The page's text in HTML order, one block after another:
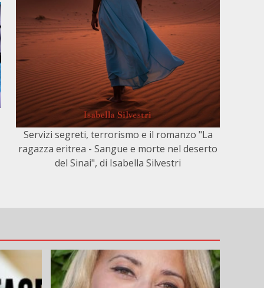
Servizi segreti, terrorismo e il romanzo "La
ragazza eritrea - Sangue e morte nel deserto
del Sinai", di Isabella Silvestri